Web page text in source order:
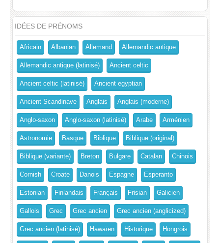
IDÉES DE PRÉNOMS
Africain Albanian Allemand Allemandic antique
Allemandic antique (latinisé) Ancient celtic
Ancient celtic (latinisé) Ancient egyptian
Ancient Scandinave Anglais Anglais (moderne)
Anglo-saxon Anglo-saxon (latinisé) Arabe Arménien
Astronomie Basque Biblique Biblique (original)
Biblique (variante) Breton Bulgare Catalan Chinois
Cornish Croate Danois Espagne Esperanto
Estonian Finlandais Français Frisian Galicien
Gallois Grec Grec ancien Grec ancien (anglicized)
Grec ancien (latinisé) Hawaïen Historique Hongrois